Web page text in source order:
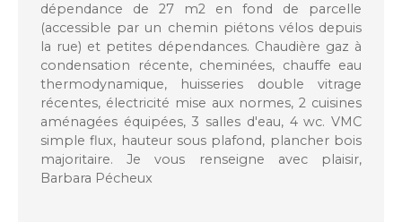
dépendance de 27 m2 en fond de parcelle
(accessible par un chemin piétons vélos depuis
la rue) et petites dépendances. Chaudière gaz à
condensation récente, cheminées, chauffe eau
thermodynamique, huisseries double vitrage
récentes, électricité mise aux normes, 2 cuisines
aménagées équipées, 3 salles d'eau, 4 wc. VMC
simple flux, hauteur sous plafond, plancher bois
majoritaire. Je vous renseigne avec plaisir,
Barbara Pécheux